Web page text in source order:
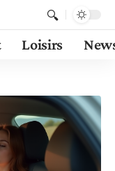
Loisirs